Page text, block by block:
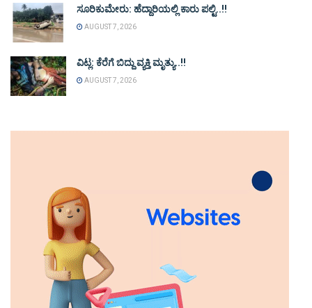
ಸೂರಿಕುಮೇರು: ಹೆದ್ದಾರಿಯಲ್ಲಿ ಕಾರು ಪಲ್ಟಿ..!!
AUGUST 7, 2026
ವಿಟ್ಲ: ಕೆರೆಗೆ ಬಿದ್ದು ವ್ಯಕ್ತಿ ಮೃತ್ಯು..!!
AUGUST 7, 2026